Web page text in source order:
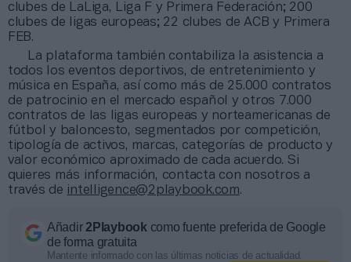
clubes de LaLiga, Liga F y Primera Federación; 200
clubes de ligas europeas; 22 clubes de ACB y Primera
FEB.
La plataforma también contabiliza la asistencia a
todos los eventos deportivos, de entretenimiento y
música en España, así como más de 25.000 contratos
de patrocinio en el mercado español y otros 7.000
contratos de las ligas europeas y norteamericanas de
fútbol y baloncesto, segmentados por competición,
tipología de activos, marcas, categorías de producto y
valor económico aproximado de cada acuerdo. Si
quieres más información, contacta con nosotros a
través de intelligence@2playbook.com.
Añadir2Playbook como fuente preferida de Google
de forma gratuita
Mantente informado con las últimas noticias de actualidad.